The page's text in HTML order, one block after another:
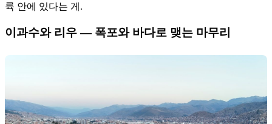
륙 안에 있다는 게.
이과수와 리우 — 폭포와 바다로 맺는 마무리